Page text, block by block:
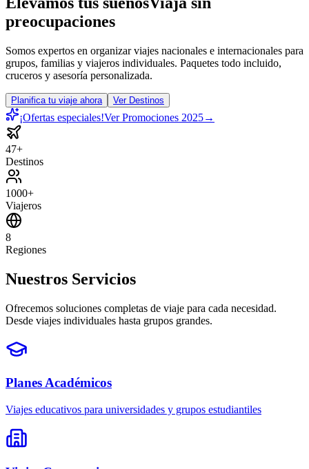
preocupaciones
Somos expertos en organizar viajes nacionales e internacionales para
grupos, familias y viajeros individuales. Paquetes todo incluido,
cruceros y asesoría personalizada.
Planifica tu viaje ahora Ver Destinos
¡Ofertas especiales!Ver Promociones 2025→
47+
Destinos
1000+
Viajeros
8
Regiones
Nuestros Servicios
Ofrecemos soluciones completas de viaje para cada necesidad.
Desde viajes individuales hasta grupos grandes.
Planes Académicos
Viajes educativos para universidades y grupos estudiantiles